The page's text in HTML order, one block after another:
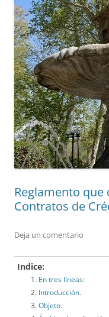
Reglamento que
Contratos de
Deja un comentario
Indice:
En tres líneas:
Introducción.
Objeto.